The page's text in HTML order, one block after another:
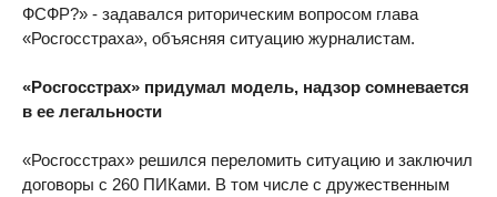
ФСФР?» - задавался риторическим вопросом глава
«Росгосстраха», объясняя ситуацию журналистам.
«Росгосстрах» придумал модель, надзор сомневается
в ее легальности
«Росгосстрах» решился переломить ситуацию и заключил
договоры с 260 ПИКами. В том числе с дружественным